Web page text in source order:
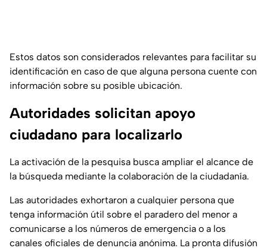
Estos datos son considerados relevantes para facilitar su
identificación en caso de que alguna persona cuente con
información sobre su posible ubicación.
Autoridades solicitan apoyo
ciudadano para localizarlo
La activación de la pesquisa busca ampliar el alcance de
la búsqueda mediante la colaboración de la ciudadanía.
Las autoridades exhortaron a cualquier persona que
tenga información útil sobre el paradero del menor a
comunicarse a los números de emergencia o a los
canales oficiales de denuncia anónima. La pronta difusión